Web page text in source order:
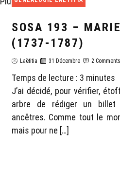
SOSA 193 –
(1737-1787)
Laëtitia 31 Décembre 2 Comments
Temps de lecture : 3 minutes
J’ai décidé, pour vérifier,
arbre de rédiger un
ancêtres. Comme tout le
mais pour ne […]